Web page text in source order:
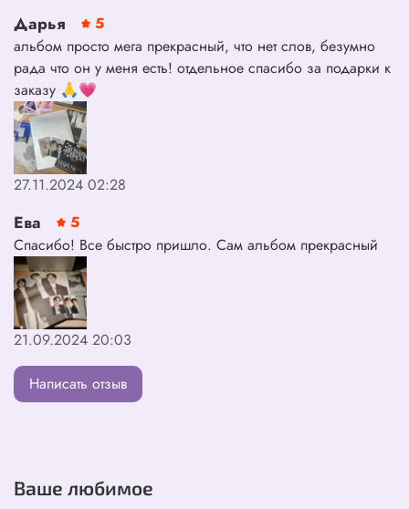
Дарья
5
альбом просто мега прекрасный, что нет слов, безумно
рада что он у меня есть! отдельное спасибо за подарки к
заказу 🙏💗
27.11.2024 02:28
Ева
5
Спасибо! Все быстро пришло. Сам альбом прекрасный
21.09.2024 20:03
Написать отзыв
Ваше любимое